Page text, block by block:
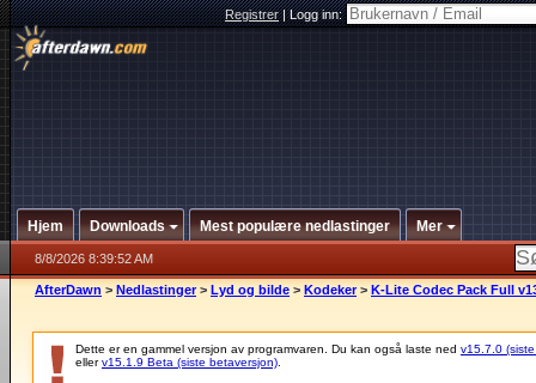
Registrer|Logg inn:
Hjem Downloads Mest populære nedlastinger Mer
8/8/2026 8:39:52 AM
AfterDawn > Nedlastinger > Lyd og bilde > Kodeker > K-Lite Codec Pack Full
Dette er en gammel versjon av programvaren. Du kan også laste ned v15.7.0
ellerv15.1.9 Beta (siste betaversjon)